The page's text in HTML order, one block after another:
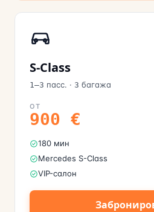
S-Class
1–3 пасс. · 3 багажа
ОТ
900 €
180 мин
Mercedes S-Class
VIP-салон